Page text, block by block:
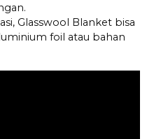
Glasswool Blanket bisa
foil atau bahan